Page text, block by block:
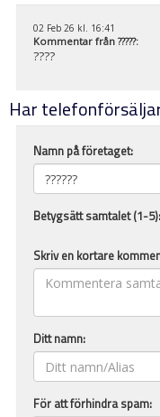
02 Feb 26 kl. 16:41
Kommentar från ?????:
????
Har
Namn på företaget:
Betygsätt samtalet (1-5):
Skriv en kortare
Ditt namn:
För att förhindra spam: